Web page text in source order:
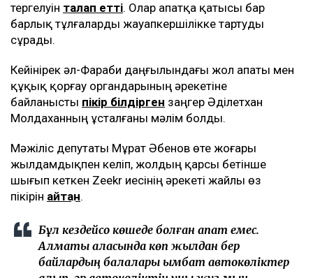
тергелуін талап етті. Олар апатқа қатысы бар
барлық тұлғаларды жауапкершілікке тартуды
сұрады.
Кейінірек әл-Фараби даңғылындағы жол апаты мен
құқық қорғау органдарының әрекетіне
байланысты пікір білдірген заңгер Әділетхан
Молдаханның ұсталғаны мәлім болды.
Мәжіліс депутаты Мұрат Әбенов өте жоғары
жылдамдықпен келіп, жолдың қарсы бетінше
шығып кеткен Zeekr иесінің әрекеті жайлы өз
пікірін айтқан.
Бұл кездейсоқ көшеде болған апат емес.
Алматы қаласында көп жылдан бер
байлардың балалары қымбат автокөліктер